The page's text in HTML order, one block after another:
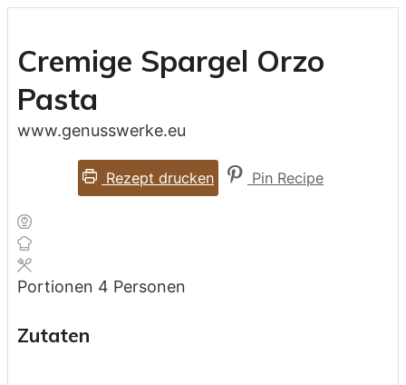
Cremige Spargel Orzo
Pasta
www.genusswerke.eu
Rezept drucken Pin Recipe
Portionen 4 Personen
Zutaten